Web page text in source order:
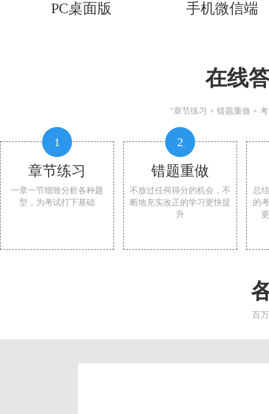
PC桌面版 手机微信端
在线
“章节练习 + 错题重做 +
1
章节练习
一章一节细致分析各种题
型，为考试打下基础
2
错题重做
不放过任何得分的机会，不
断地充实改正的学习更快提
升
总
的
百